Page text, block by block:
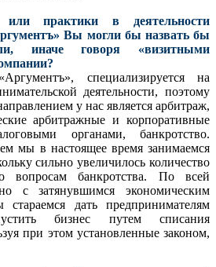
или практики в деятельности
Вы могли бы назвать бы
иначе говоря «визитными
специализируется на
деятельности, поэтому
у нас является арбитраж,
арбитражные и корпоративные
органами, банкротство.
мы в настоящее время занимаемся
сильно увеличилось количество
банкротства. По всей
с затянувшимся экономическим
дать предпринимателям
бизнес путем списания
при этом установленные законом,